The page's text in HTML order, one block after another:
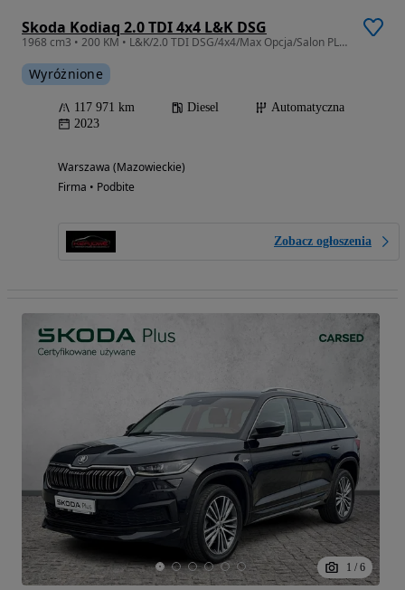
Skoda Kodiaq 2.0 TDI 4x4 L&K DSG
1968 cm3 • 200 KM • L&K/2.0 TDI DSG/4x4/Max Opcja/Salon PL/Serwis/Bezwypadek/Faktura 23%
Wyróżnione
117 971 km Diesel
Automatyczna
2023
Warszawa (Mazowieckie)
Firma • Podbite
Zobacz ogłoszenia
1 / 6